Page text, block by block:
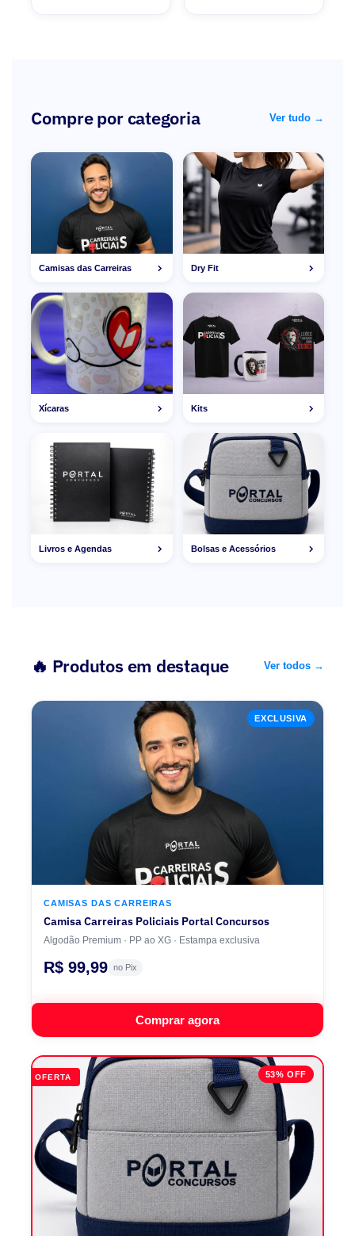
Compre por categoria Ver tudo →
Camisas das Carreiras Dry Fit
Xícaras Kits
Livros e Agendas Bolsas e Acessórios
🔥 Produtos em destaque Ver todos →
EXCLUSIVA
CAMISAS DAS CARREIRAS
Camisa Carreiras Policiais Portal Concursos
Algodão Premium · PP ao XG · Estampa exclusiva
R$ 99,99 no Pix
Comprar agora
OFERTA 53% OFF